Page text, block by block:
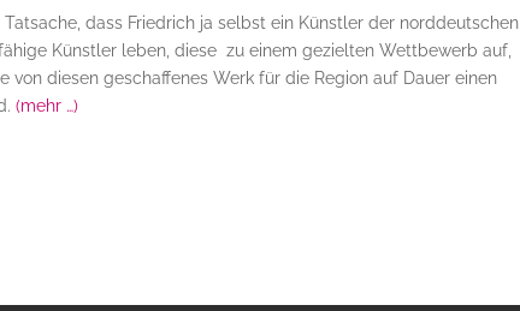
dass Friedrich ja selbst ein Künstler der norddeutschen
Künstler leben, diese zu einem gezielten Wettbewerb auf,
von diesen geschaffenes Werk für die Region auf Dauer einen
(mehr …)